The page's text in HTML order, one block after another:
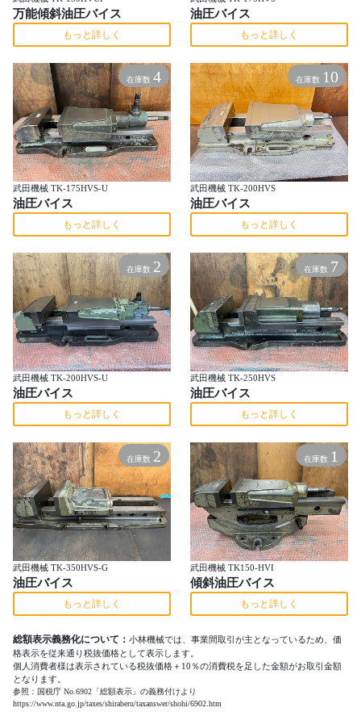
万能傾斜油圧バイス
もっと詳しく
油圧バイス
もっと詳しく
在庫数 4
武田機械 TK-175HVS-U
油圧バイス
もっと詳しく
在庫数 10
武田機械 TK-200HVS
油圧バイス
もっと詳しく
在庫数 2
武田機械 TK-200HVS-U
油圧バイス
もっと詳しく
在庫数 7
武田機械 TK-250HVS
油圧バイス
もっと詳しく
在庫数 2
武田機械 TK-350HVS-G
油圧バイス
もっと詳しく
在庫数 1
武田機械 TK150-HVI
傾斜油圧バイス
もっと詳しく
総額表示義務化について： 小林機械では、事業間取引が主となっているため、価
格表示を従来通り税抜価格として表示します。
個人消費者様は表示されている税抜価格＋10％の消費税を足した金額がお取引金額
となります。
参照：国税庁 No.6902「総額表示」の義務付けより
https://www.nta.go.jp/taxes/shiraberu/taxanswer/shohi/6902.htm